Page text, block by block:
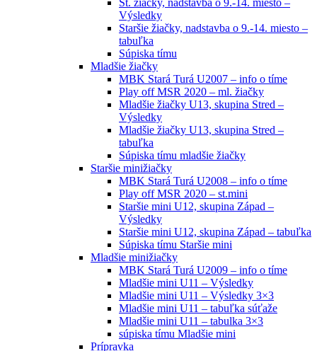
Výsledky
Staršie žiačky, nadstavba o 9.-14. miesto –
tabuľka
Súpiska tímu
Mladšie žiačky
MBK Stará Turá U2007 – info o tíme
Play off MSR 2020 – ml. žiačky
Mladšie žiačky U13, skupina Stred –
Výsledky
Mladšie žiačky U13, skupina Stred –
tabuľka
Súpiska tímu mladšie žiačky
Staršie minižiačky
MBK Stará Turá U2008 – info o tíme
Play off MSR 2020 – st.mini
Staršie mini U12, skupina Západ –
Výsledky
Staršie mini U12, skupina Západ – tabuľka
Súpiska tímu Staršie mini
Mladšie minižiačky
MBK Stará Turá U2009 – info o tíme
Mladšie mini U11 – Výsledky
Mladšie mini U11 – Výsledky 3×3
Mladšie mini U11 – tabuľka súťaže
Mladšie mini U11 – tabulka 3×3
súpiska tímu Mladšie mini
Prípravka